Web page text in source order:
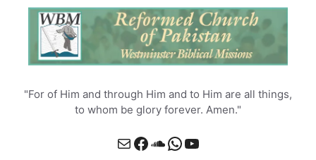
"For of Him and through Him and to Him are all things,
to whom be glory forever. Amen."
MailFacebook
SoundCloud
WhatsApp
YouTube